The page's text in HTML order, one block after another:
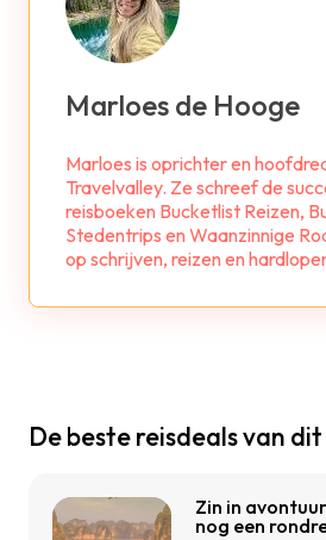
Marloes de Hooge
Marloes is oprichter en
Travelvalley. Ze schreef de
reisboeken Bucketlist Reizen,
Stedentrips en Waanzinnige
op schrijven, reizen en
De beste reisdeals van
Zin in
nog een